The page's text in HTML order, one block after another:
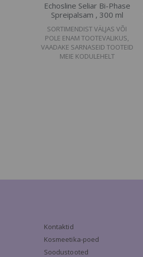
Echosline Seliar Bi-Phase
Spreipalsam , 300 ml
SORTIMENDIST VÄLJAS VÕI
POLE ENAM TOOTEVALIKUS,
VAADAKE SARNASEID TOOTEID
MEIE KODULEHELT
Kontaktid
Kosmeetika-poed
Soodustooted